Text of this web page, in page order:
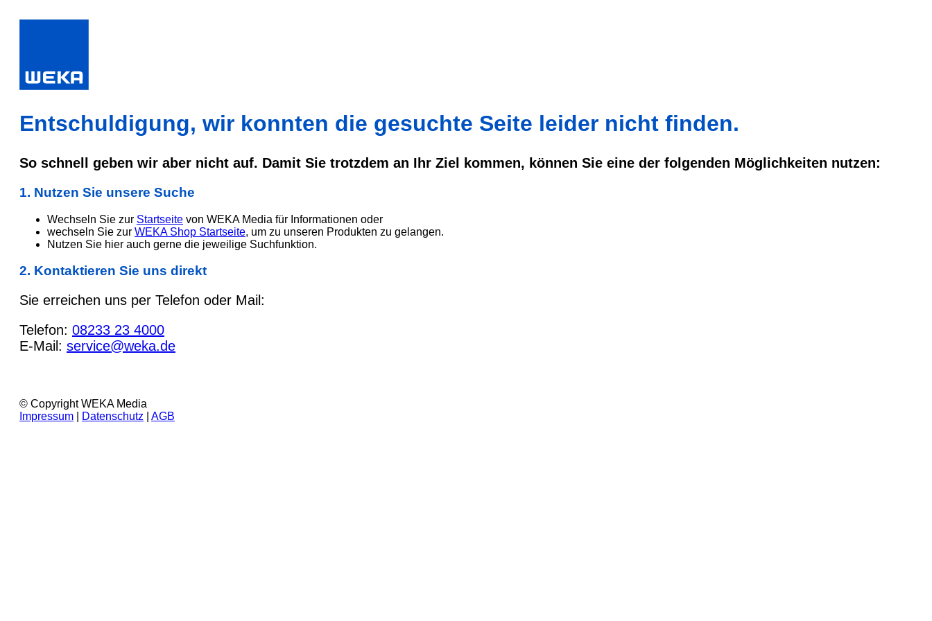
Entschuldigung, wir konnten die gesuchte Seite leider nicht finden.
So schnell geben wir aber nicht auf. Damit Sie trotzdem an Ihr Ziel kommen, können Sie eine der folgenden Möglichkeiten nutzen:
1. Nutzen Sie unsere Suche
Wechseln Sie zur Startseite von WEKA Media für Informationen oder
wechseln Sie zur WEKA Shop Startseite, um zu unseren Produkten zu gelangen.
Nutzen Sie hier auch gerne die jeweilige Suchfunktion.
2. Kontaktieren Sie uns direkt
Sie erreichen uns per Telefon oder Mail:
Telefon: 08233 23 4000
E-Mail: service@weka.de
© Copyright WEKA Media
Impressum
Datenschutz AGB